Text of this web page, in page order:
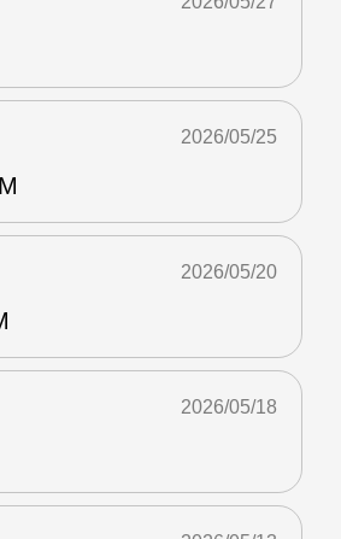
2026/05/25
2026/05/20
2026/05/18